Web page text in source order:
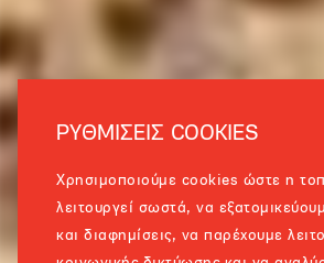
ΡΥΘΜΙΣΕΙΣ COOKIES
Χρησιμοποιούμε cookies ώστε η
λειτουργεί σωστά, να
και διαφημίσεις, να παρέχουμε